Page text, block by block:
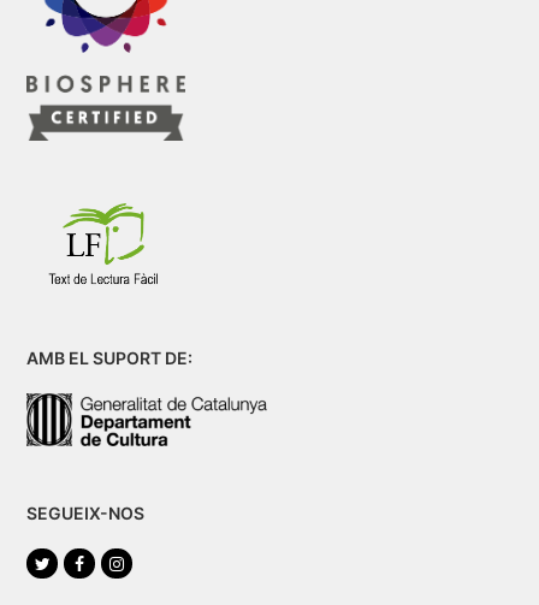
AMB EL SUPORT DE:
SEGUEIX-NOS
TwitterFacebookInstagram